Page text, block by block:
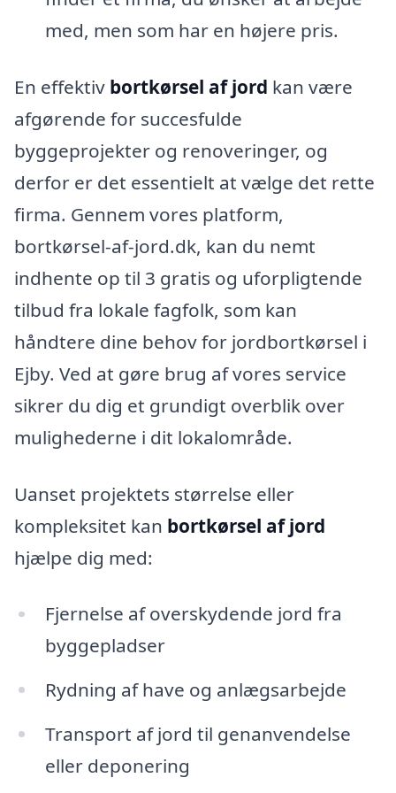
med, men som har en højere pris.
En effektiv bortkørsel af jord kan være
afgørende for succesfulde
byggeprojekter og renoveringer, og
derfor er det essentielt at vælge det rette
firma. Gennem vores platform,
bortkørsel-af-jord.dk, kan du nemt
indhente op til 3 gratis og uforpligtende
tilbud fra lokale fagfolk, som kan
håndtere dine behov for jordbortkørsel i
Ejby. Ved at gøre brug af vores service
sikrer du dig et grundigt overblik over
mulighederne i dit lokalområde.
Uanset projektets størrelse eller
kompleksitet kan bortkørsel af jord
hjælpe dig med:
Fjernelse af overskydende jord fra
byggepladser
Rydning af have og anlægsarbejde
Transport af jord til genanvendelse
eller deponering